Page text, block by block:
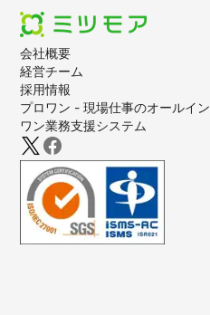
会社概要
経営チーム
採用情報
プロワン - 現場仕事のオールイン
ワン業務支援システム